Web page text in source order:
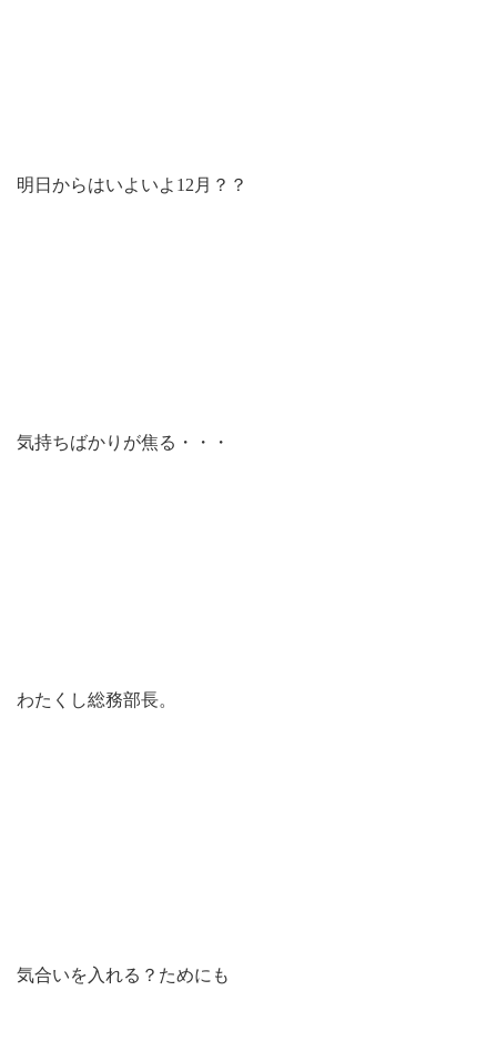
明日からはいよいよ12月？？
気持ちばかりが焦る・・・
わたくし総務部長。
気合いを入れる？ためにも